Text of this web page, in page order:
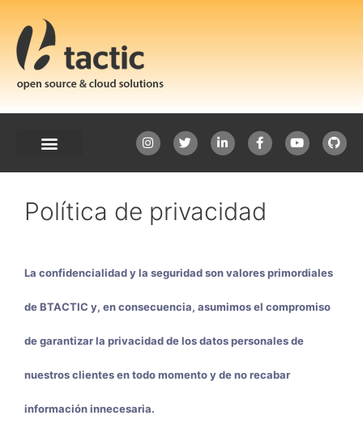
Política de privacidad
La confidencialidad y la seguridad son valores primordiales
de BTACTIC y, en consecuencia, asumimos el compromiso
de garantizar la privacidad de los datos personales de
nuestros clientes en todo momento y de no recabar
información innecesaria.